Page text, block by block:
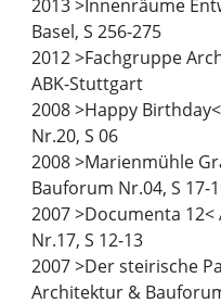
2013 >Innenräume
Basel, S 256-275
2012 >Fachgruppe
ABK-Stuttgart
2008 >Happy
Nr.20, S 06
2008 >Marienmühle
Bauforum Nr.04, S 17-
2007 >Documenta
Nr.17, S 12-13
2007 >Der steirische
Architektur &